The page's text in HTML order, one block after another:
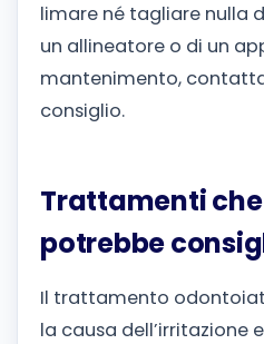
limare né tagliare nulla
un allineatore o di un
mantenimento,
consiglio.
Trattamenti
potrebbe
Il trattamento
la causa dell’irritazione